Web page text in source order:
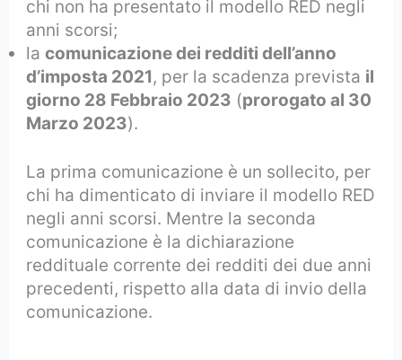
chi non ha presentato il modello RED negli
anni scorsi;
lacomunicazione dei redditi dell’anno
d’imposta 2021, per la scadenza prevista il
giorno 28 Febbraio 2023 (prorogato al 30
Marzo 2023).
La prima comunicazione è un sollecito, per
chi ha dimenticato di inviare il modello RED
negli anni scorsi. Mentre la seconda
comunicazione è la dichiarazione
reddituale corrente dei redditi dei due anni
precedenti, rispetto alla data di invio della
comunicazione.